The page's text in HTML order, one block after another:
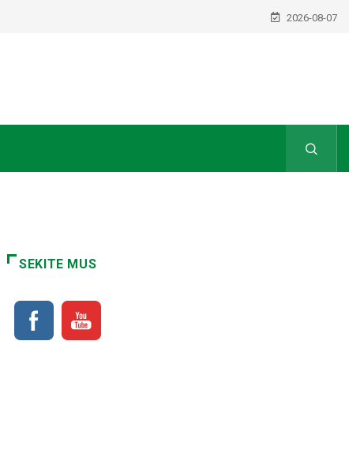
2026-08-07
SEKITE MUS